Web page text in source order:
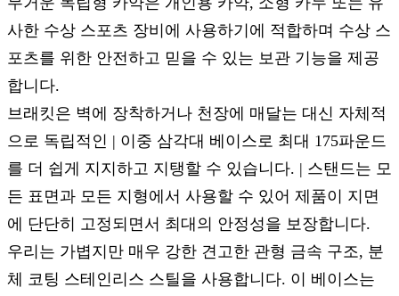
사한 수상 스포츠 장비에 사용하기에 적합하며 수상 스
포츠를 위한 안전하고 믿을 수 있는 보관 기능을 제공
합니다.
브래킷은 벽에 장착하거나 천장에 매달는 대신 자체적
으로 독립적인 | 이중 삼각대 베이스로 최대 175파운드
를 더 쉽게 지지하고 지탱할 수 있습니다. | 스탠드는 모
든 표면과 모든 지형에서 사용할 수 있어 제품이 지면
에 단단히 고정되면서 최대의 안정성을 보장합니다.
우리는 가볍지만 매우 강한 견고한 관형 금속 구조, 분
체 코팅 스테인리스 스틸을 사용합니다. 이 베이스는